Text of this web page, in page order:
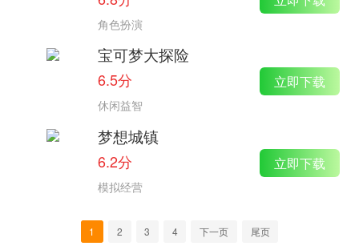
角色扮演
宝可梦大探险
6.5分
休闲益智
立即下载
梦想城镇
6.2分
模拟经营
立即下载
1 2 3 4 下一页 尾页